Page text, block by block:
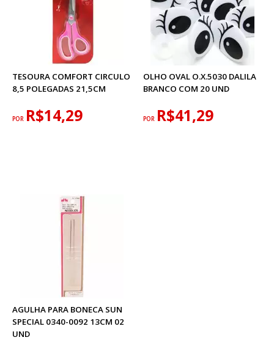
TESOURA COMFORT CIRCULO
8,5 POLEGADAS 21,5CM
POR R$14,29
OLHO OVAL O.X.5030 DALILA
BRANCO COM 20 UND
POR R$41,29
AGULHA PARA BONECA SUN
SPECIAL 0340-0092 13CM 02
UND